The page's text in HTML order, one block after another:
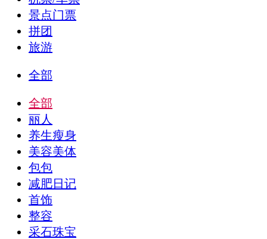
景点门票
拼团
旅游
全部
全部
丽人
养生瘦身
美容美体
包包
减肥日记
首饰
整容
采石珠宝